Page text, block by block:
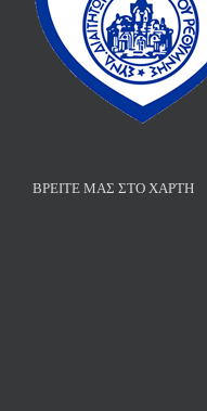
ΒΡΕΊΤΕ ΜΑΣ ΣΤΟ ΧΆΡΤΗ